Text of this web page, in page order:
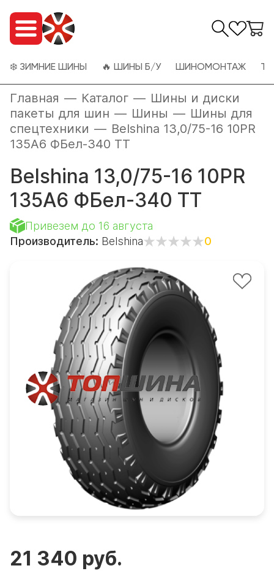
❄️ ЗИМНИЕ ШИНЫ 🔥 ШИНЫ Б/У ШИНОМОНТАЖ
Главная — Каталог — Шины и диски
пакеты для шин — Шины — Шины для
спецтехники — Belshina 13,0/75-16 10PR
135A6 ФБел-340 TT
Belshina 13,0/75-16 10PR
135A6 ФБел-340 TT
Привезем до 16 августа
Производитель: Belshina 0
21 340 руб.